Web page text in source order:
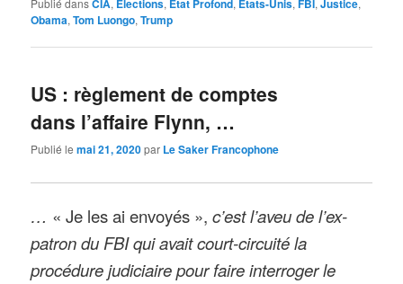
Publié dansCIA, Elections, Etat Profond, Etats-Unis,FBI,Justice,
Obama,Tom Luongo,Trump
US : règlement de comptes
dans l’affaire Flynn, …
Publié lemai 21, 2020par Le Saker Francophone
… « Je les ai envoyés »,c’est l’aveu de l’ex-
patron du FBI qui avait court-circuité la
procédure judiciaire pour faire interroger le